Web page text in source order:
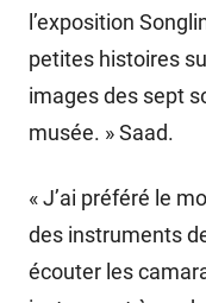
l’exposition
petites histoires
images des sept
musée. » Saad.
« J’ai préféré le
des instruments
écouter les